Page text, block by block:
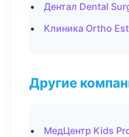
Дентал Dental
Клиника Ortho
Другие
МедЦентр Kids